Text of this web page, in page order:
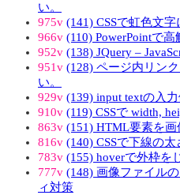
い。
975v (141) CSSで虹色文字
966v (110) PowerPointで
952v (138) JQuery –
951v (128) ページ内リン
い。
929v (139) input textの入
910v (119) CSSで width,
863v (151) HTML要素を画
816v (140) CSSで下線の太
783v (155) hoverで外枠を
777v (148) 画像ファイル
ィ対策